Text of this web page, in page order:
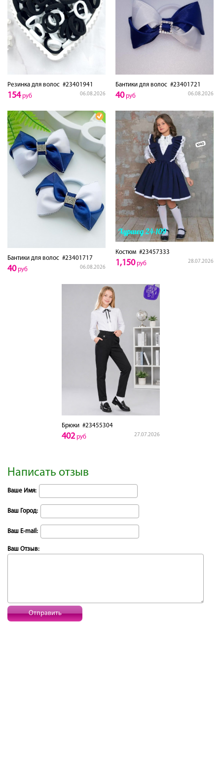
Резинка для волос #23401941
06.08.2026
154руб
Бантики для волос #23401721
06.08.2026
40руб
Бантики для волос #23401717
06.08.2026
40руб
Костюм #23457333
28.07.2026
1,150руб
Брюки#23455304
27.07.2026
402руб
Написать отзыв
Ваше Имя:
Ваш Город:
Ваш E-mail:
Ваш Отзыв:
Отправить